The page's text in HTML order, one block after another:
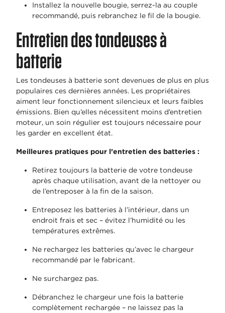
Installez la nouvelle bougie, serrez-la au couple
recommandé, puis rebranchez le fil de la bougie.
Entretien des tondeuses à
batterie
Les tondeuses à batterie sont devenues de plus en plus
populaires ces dernières années. Les propriétaires
aiment leur fonctionnement silencieux et leurs faibles
émissions. Bien qu’elles nécessitent moins d’entretien
moteur, un soin régulier est toujours nécessaire pour
les garder en excellent état.
Meilleures pratiques pour l’entretien des batteries :
Retirez toujours la batterie de votre tondeuse
après chaque utilisation, avant de la nettoyer ou
de l’entreposer à la fin de la saison.
Entreposez les batteries à l’intérieur, dans un
endroit frais et sec – évitez l’humidité ou les
températures extrêmes.
Ne rechargez les batteries qu’avec le chargeur
recommandé par le fabricant.
Ne surchargez pas.
Débranchez le chargeur une fois la batterie
complètement rechargée – ne laissez pas la